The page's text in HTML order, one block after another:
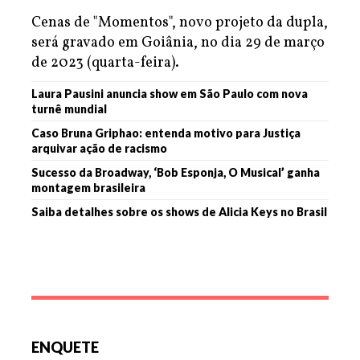
Cenas de "Momentos", novo projeto da dupla,
será gravado em Goiânia, no dia 29 de março
de 2023 (quarta-feira).
Laura Pausini anuncia show em São Paulo com nova
turnê mundial
Caso Bruna Griphao: entenda motivo para Justiça
arquivar ação de racismo
Sucesso da Broadway, ‘Bob Esponja, O Musical’ ganha
montagem brasileira
Saiba detalhes sobre os shows de Alicia Keys no Brasil
ENQUETE